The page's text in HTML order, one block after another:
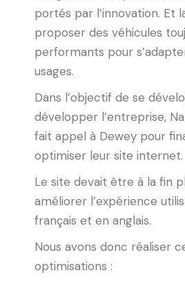
portés par l’innovation. Et
proposer des véhicules
performants pour
usages.
Dans l’objectif de se
développer l’entreprise,
fait appel à Dewey pour
optimiser leur site internet.
Le site devait être à la fin
améliorer l’expérience
français et en anglais.
Nous avons donc réaliser
optimisations :